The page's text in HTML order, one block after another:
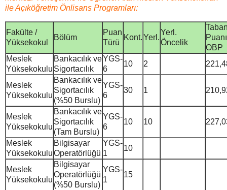
ile Açıköğretim Önlisans Programları:
Fakülte /
Yüksekokul
Bölüm
Puan
Türü
Kont.Yerl.
Yerl.
Öncelik
Puanı
OBP
Meslek
Yüksekokulu
Bankacılık ve
Sigortacılık
YGS-
6
10 2
Meslek
Yüksekokulu
Bankacılık ve
Sigortacılık
(%50 Burslu)
YGS-
6
30 1
Meslek
Yüksekokulu
Bankacılık ve
Sigortacılık
(Tam Burslu)
YGS-
6
10 10
Meslek
Yüksekokulu
Bilgisayar
Operatörlüğü
YGS-
1
10
Meslek
Yüksekokulu
Bilgisayar
Operatörlüğü
(%50 Burslu)
YGS-
1
15